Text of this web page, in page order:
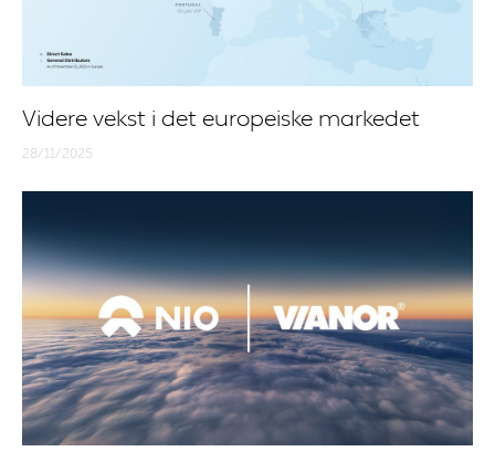
Videre vekst i det europeiske markedet
28/11/2025